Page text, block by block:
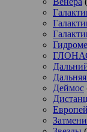
Деймос